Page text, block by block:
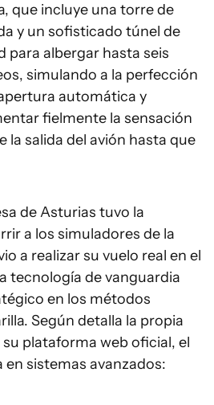
que incluye una torre de
y un sofisticado túnel de
para albergar hasta seis
simulando a la perfección
automática y
fielmente la sensación
la salida del avión hasta que
de Asturias tuvo la
a los simuladores de la
a realizar su vuelo real en el
tecnología de vanguardia
en los métodos
Según detalla la propia
plataforma web oficial, el
en sistemas avanzados: